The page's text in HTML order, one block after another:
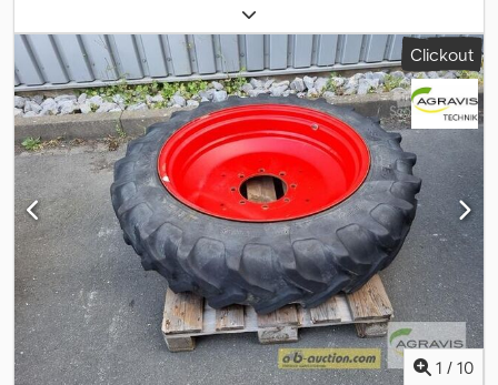
En Rj Ah Tewa 8-Lochfelge Nabe 220mm Lochkreis 275mm
Bolzendurchmesser 25mm Einpresstiefe 470mm Auf diese
Maschine können Sie Online bieten Der Startpreis beträgt 100.00
EUR excl. MwSt. Registrieren Sie sich kostenlos und bieten Sie
mit. Hier geht es zur Auktion: ----- ----- Exciting Online Auction!
Start bidding on NOW! ab-auction
Clickout
1 / 10